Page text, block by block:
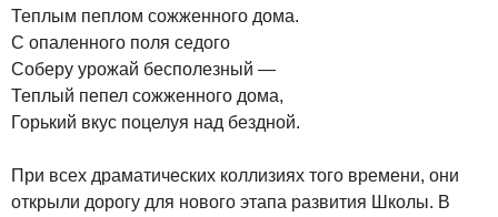
Теплым пеплом сожженного дома.
С опаленного поля седого
Соберу урожай бесполезный —
Теплый пепел сожженного дома,
Горький вкус поцелуя над бездной.
При всех драматических коллизиях того времени, они
открыли дорогу для нового этапа развития Школы. В